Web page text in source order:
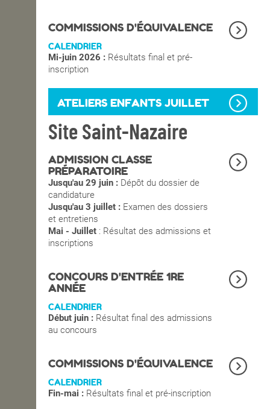
OPEN SCHOOL
CONTACTS
COMMISSIONS D'ÉQUIVALENCE
CALENDRIER
Mi-juin 2026 : Résultats final et pré-
inscription
ATELIERS ENFANTS JUILLET
Site Saint-Nazaire
ADMISSION CLASSE
PRÉPARATOIRE
Jusqu'au 29 juin : Dépôt du dossier de
candidature
Jusqu'au 3 juillet : Examen des dossiers
et entretiens
Mai - Juillet : Résultat des admissions et
inscriptions
CONCOURS D'ENTRÉE 1RE
ANNÉE
CALENDRIER
Début juin : Résultat final des admissions
au concours
COMMISSIONS D'ÉQUIVALENCE
CALENDRIER
Fin-mai : Résultats final et pré-inscription